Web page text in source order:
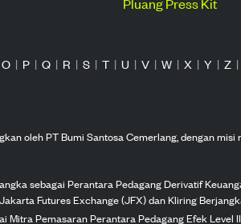
O | P | Q | R | S | T | U | V | W | X | Y | Z |
oleh PT Bumi Santosa Cemerlang, dengan
sebagai Perantara Pedagang Derivatif
Futures Exchange (JFX) dan Kliring
Mitra Pemasaran Perantara Pedagang Efek